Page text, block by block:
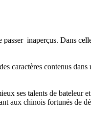
inaperçus. Dans
caractères contenus
ses talents de
aux chinois fortunés de